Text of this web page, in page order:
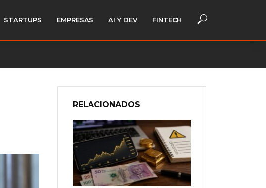
STARTUPS EMPRESAS AI Y DEV FINTECH
RELACIONADOS